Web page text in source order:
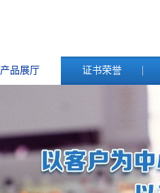
产品展厅 证书荣誉